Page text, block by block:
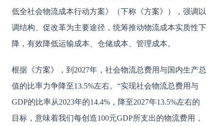
低全社会物流成本行动方案》（下称《方案》），强调以
调结构、促改革为主要途径，统筹推动物流成本实质性下
降，有效降低运输成本、仓储成本、管理成本。
根据《方案》，到2027年，社会物流总费用与国内生产总
值的比率力争降至13.5%左右。“实现社会物流总费用与
GDP的比率从2023年的14.4%，降至2027年13.5%左右的
目标，意味着我们每创造100元GDP所支出的物流费用，